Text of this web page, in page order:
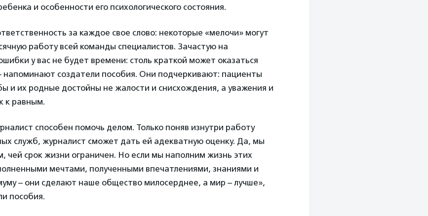
и особенности его психологического состояния.
за каждое свое слово: некоторые «мелочи» могут
работу всей команды специалистов. Зачастую на
у вас не будет времени: столь краткой может оказаться
создатели пособия. Они подчеркивают: пациенты
и их родные достойны не жалости и снисхождения, а уважения и
к равным.
способен помочь делом. Только поняв изнутри работу
служб, журналист сможет дать ей адекватную оценку. Да, мы
чей срок жизни ограничен. Но если мы наполним жизнь этих
мечтами, полученными впечатлениями, знаниями и
– они сделают наше общество милосерднее, а мир – лучше»,
пособия.